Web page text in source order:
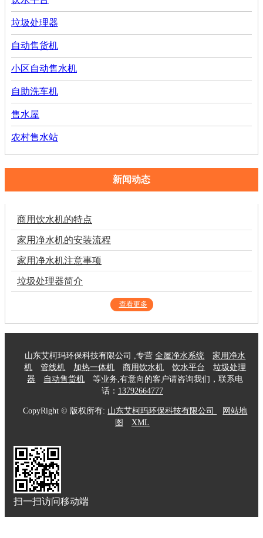
垃圾处理器
自动售货机
小区自动售水机
自助洗车机
售水屋
农村售水站
新闻动态
商用饮水机的特点
家用净水机的安装流程
家用净水机注意事项
垃圾处理器简介
查看更多
山东艾柯玛环保科技有限公司 ,专营全屋净水系统
家用净水
机
管线机 加热一体机 商用饮水机 饮水平台
垃圾处理
器
自动售货机
等业务,有意向的客户请咨询我们，联系电
话： 13792664777
CopyRight © 版权所有: 山东艾柯玛环保科技有限公司
网站地
图
XML
扫一扫访问移动端